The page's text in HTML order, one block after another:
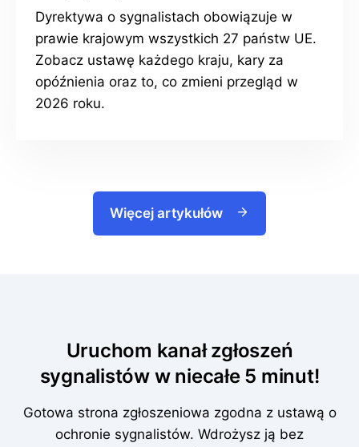
Dyrektywa o sygnalistach obowiązuje w
prawie krajowym wszystkich 27 państw UE.
Zobacz ustawę każdego kraju, kary za
opóźnienia oraz to, co zmieni przegląd w
2026 roku.
Więcej artykułów
Uruchom kanał zgłoszeń
sygnalistów w niecałe 5 minut!
Gotowa strona zgłoszeniowa zgodna z ustawą o
ochronie sygnalistów. Wdrożysz ją bez